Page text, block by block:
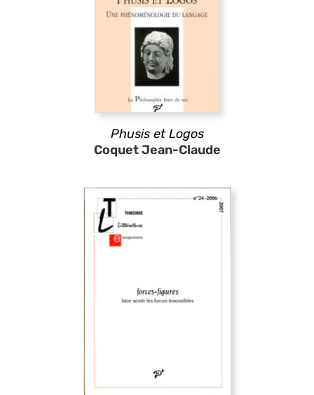
Phusis et Logos
Coquet Jean-Claude